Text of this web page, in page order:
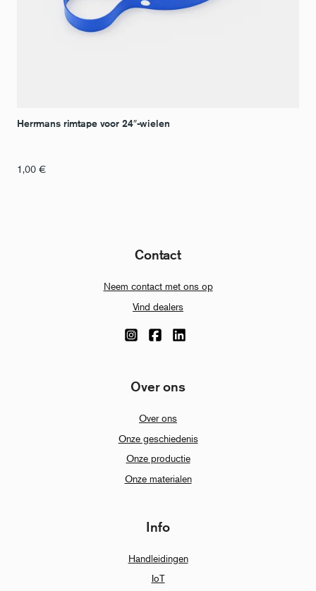
Herrmans rimtape voor 24″-wielen
1,00 €
Contact
Neem contact met ons op
Vind dealers
Over ons
Over ons
Onze geschiedenis
Onze productie
Onze materialen
Info
Handleidingen
IoT